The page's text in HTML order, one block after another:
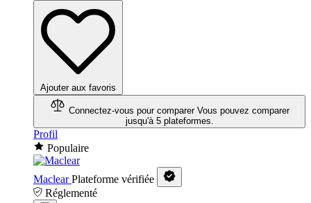
Ajouter aux favoris
Connectez-vous pour comparer Vous pouvez comparer
jusqu'à 5 plateformes.
Profil
Populaire
Maclear Plateforme vérifiée
Réglementé